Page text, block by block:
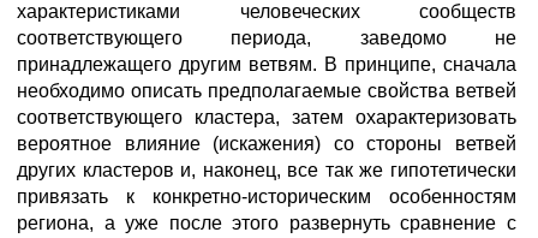
характеристиками человеческих сообществ
соответствующего периода, заведомо не
принадлежащего другим ветвям. В принципе, сначала
необходимо описать предполагаемые свойства ветвей
соответствующего кластера, затем охарактеризовать
вероятное влияние (искажения) со стороны ветвей
других кластеров и, наконец, все так же гипотетически
привязать к конкретно-историческим особенностям
региона, а уже после этого развернуть сравнение с